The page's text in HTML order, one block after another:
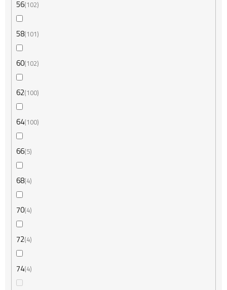
56 102
58 101
60 102
62 100
64 100
66 5
68 4
70 4
72 4
74 4